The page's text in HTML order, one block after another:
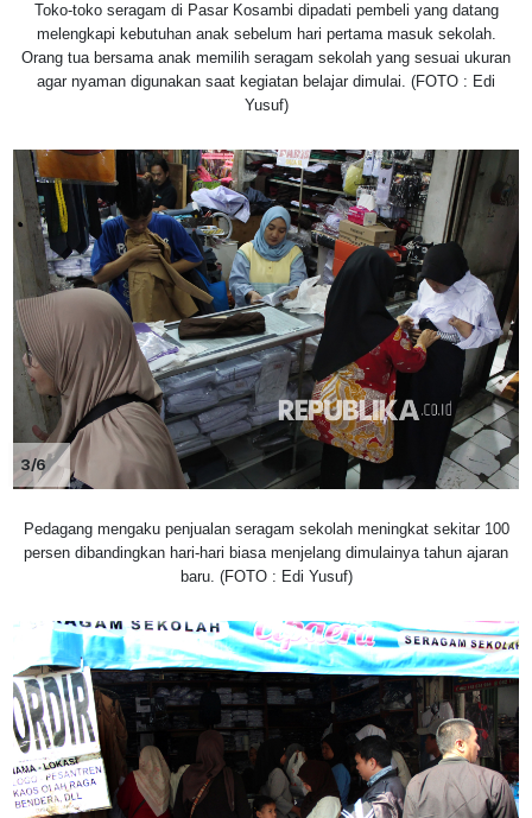
Toko-toko seragam di Pasar Kosambi dipadati pembeli yang datang
melengkapi kebutuhan anak sebelum hari pertama masuk sekolah.
Orang tua bersama anak memilih seragam sekolah yang sesuai ukuran
agar nyaman digunakan saat kegiatan belajar dimulai. (FOTO : Edi
Yusuf)
3/6
Pedagang mengaku penjualan seragam sekolah meningkat sekitar 100
persen dibandingkan hari-hari biasa menjelang dimulainya tahun ajaran
baru. (FOTO : Edi Yusuf)